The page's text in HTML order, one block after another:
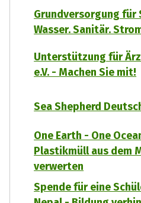
Grundversorgung für
Wasser. Sanitär.
Unterstützung für
e.V. - Machen Sie mit!
Sea Shepherd
One Earth - One
Plastikmüll aus dem
verwerten
Spende für eine